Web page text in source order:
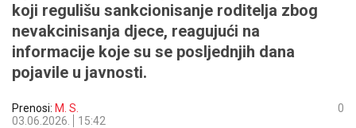
koji regulišu sankcionisanje roditelja zbog
nevakcinisanja djece, reagujući na
informacije koje su se posljednjih dana
pojavile u javnosti.
Prenosi: M. S.
03.06.2026.
15:42
0